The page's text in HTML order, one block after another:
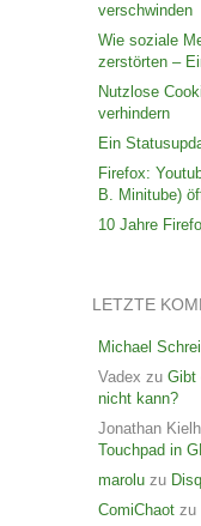
verschwinden
Wie soziale
zerstörten –
Nutzlose
verhindern
Ein
Firefox:
B. Minitube)
10 Jahre
LETZTE
Michael
Vadex zu Gibt
nicht kann?
Jonathan
Touchpad in
maroluzu
ComiChaotzu